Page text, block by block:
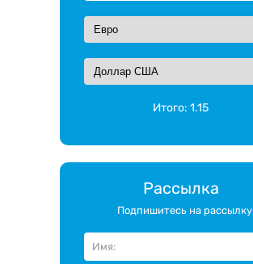
Итого:1.15
Рассылка
Подпишитесь на рассылку